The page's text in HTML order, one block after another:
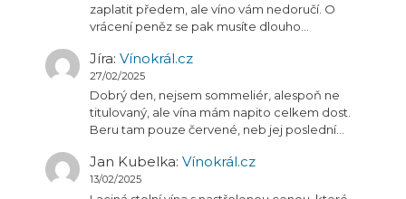
zaplatit předem, ale víno vám nedoručí. O
vrácení peněz se pak musíte dlouho…
Jíra: Vínokrál.cz
27/02/2025
Dobrý den, nejsem sommeliér, alespoň ne
titulovaný, ale vína mám napito celkem dost.
Beru tam pouze červené, neb jej poslední…
Jan Kubelka: Vínokrál.cz
13/02/2025